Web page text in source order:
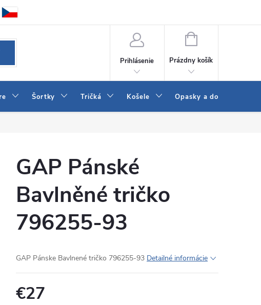
a LEE
Prihlásenie
NÁKUPNÝ
Prázdny košík
Šortky Tričká Košele Opasky a doplnky
GAP Pánské
Bavlněné tričko
796255-93
GAP Pánske Bavlnené tričko 796255-93 Detailné informácie
€27